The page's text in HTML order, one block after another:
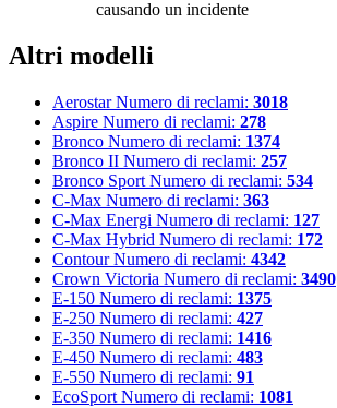
causando un incidente
Altri modelli
Aerostar Numero di reclami: 3018
Aspire Numero di reclami: 278
Bronco Numero di reclami: 1374
Bronco II Numero di reclami: 257
Bronco Sport Numero di reclami: 534
C-Max Numero di reclami: 363
C-Max Energi Numero di reclami: 127
C-Max Hybrid Numero di reclami: 172
Contour Numero di reclami: 4342
Crown Victoria Numero di reclami: 3490
E-150 Numero di reclami: 1375
E-250 Numero di reclami: 427
E-350 Numero di reclami: 1416
E-450 Numero di reclami: 483
E-550 Numero di reclami: 91
EcoSport Numero di reclami: 1081